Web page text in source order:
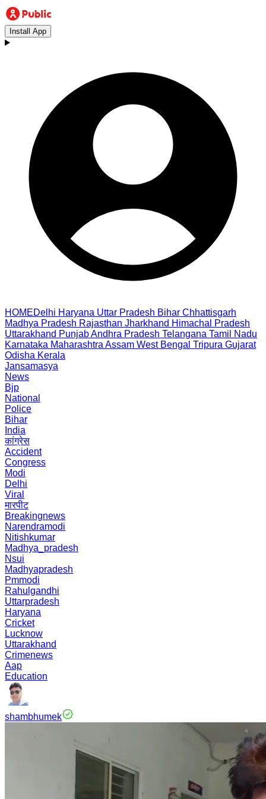
Install App
HOMEDelhi Haryana Uttar Pradesh Bihar Chhattisgarh
Madhya Pradesh Rajasthan Jharkhand Himachal Pradesh
Uttarakhand PunjabAndhra Pradesh Telangana Tamil Nadu
Karnataka Maharashtra Assam West Bengal Tripura Gujarat
Odisha Kerala
Jansamasya
News
Bjp
National
Police
Bihar
India
कांग्रेस
Accident
Congress
Modi
Delhi
Viral
मारपीट
Breakingnews
Narendramodi
Nitishkumar
Madhya_pradesh
Nsui
Madhyapradesh
Pmmodi
Rahulgandhi
Uttarpradesh
Haryana
Cricket
Lucknow
Uttarakhand
Crimenews
Aap
Education
shambhumek